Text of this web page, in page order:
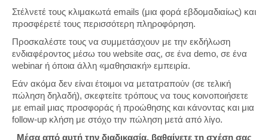
Στέλνετέ τους κλιμακωτά emails (μια φορά εβδομαδιαίως) και
προσφέρετέ τους περισσότερη πληροφόρηση.
Προσκαλέστε τους να συμμετάσχουν με την εκδήλωση
ενδιαφέροντος μέσω του website σας, σε ένα demo, σε ένα
webinar ή όποια άλλη «μαθησιακή» εμπειρία.
Εάν ακόμα δεν είναι έτοιμοι να μετατραπούν (σε τελική
πώληση δηλαδή), σκεφτείτε τρόπους να τους κοινοποιήσετε
με email μιας προσφοράς ή προώθησης και κάνοντας και μια
follow-up κλήση με στόχο την πώληση μετά από λίγο.
Μέσα από αυτή την διαδικασία, βαθαίνετε τη σχέση σας